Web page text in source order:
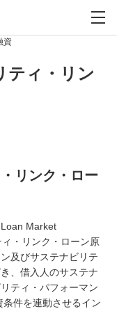
資
ティ・リン
リンク・ロー
Market
・リンク・ローン原
及びサステナビリテ
、借入人のサステナ
ティ・パフォーマン
条件を連動させるイン